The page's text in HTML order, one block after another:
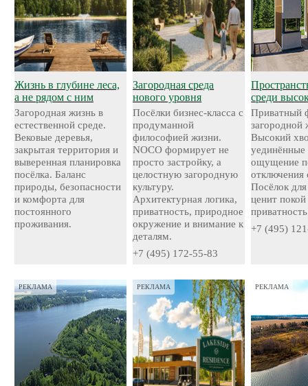
Жизнь в глубине леса,
а не рядом с ним
Загородная жизнь в
естественной среде.
Вековые деревья,
закрытая территория и
выверенная планировка
посёлка. Баланс
природы, безопасности
и комфорта для
постоянного
проживания.
Загородная среда
нового уровня
Посёлки бизнес-класса с
продуманной
философией жизни.
NOCO формирует не
просто застройку, а
целостную загородную
культуру.
Архитектурная логика,
приватность, природное
окружение и внимание к
деталям.
+7 (495) 172-55-83
среди
Приватный
загородной
Высокий
уединённые
ощущение
отключения
Посёлок
ценит
приватность
+7 (495)
РЕКЛАМА РЕКЛАМА РЕКЛАМА